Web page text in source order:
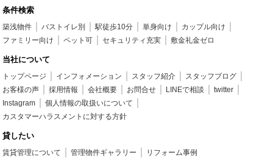
条件検索
築浅物件 バストイレ別 駅徒歩10分 単身向け
カップル向け
ファミリー向け
ペット可 セキュリティ充実 敷金礼金ゼロ
当社について
トップページ インフォメーション スタッフ紹介
スタッフブログ
お客様の声
採用情報 会社概要 お問合せ LINEで相談
twitter
Instagram
個人情報の取扱いについて
カスタマーハラスメントに対する方針
貸したい
賃貸管理について 管理物件ギャラリー リフォーム事例